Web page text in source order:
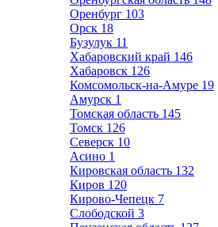
Оренбург 103
Орск 18
Бузулук 11
Хабаровский край 146
Хабаровск 126
Комсомольск-на-Амуре 19
Амурск 1
Томская область 145
Томск 126
Северск 10
Асино 1
Кировская область 132
Киров 120
Кирово-Чепецк 7
Слободской 3